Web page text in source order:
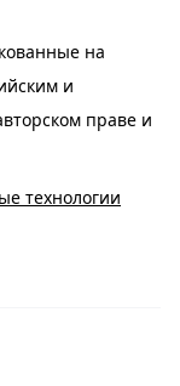
на
и
праве и
технологии